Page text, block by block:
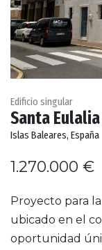
Edificio singular
Santa
Islas Baleares, España
1.270.000 €
Proyecto para
ubicado en el
oportunidad